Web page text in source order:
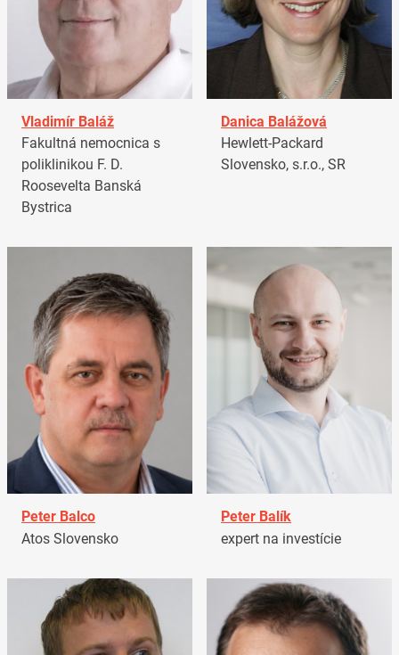
Vladimír Baláž
Fakultná nemocnica s
poliklinikou F. D.
Roosevelta Banská
Bystrica
Danica Balážová
Hewlett-Packard
Slovensko, s.r.o., SR
Peter Balco
Atos Slovensko
Peter Balík
expert na investície